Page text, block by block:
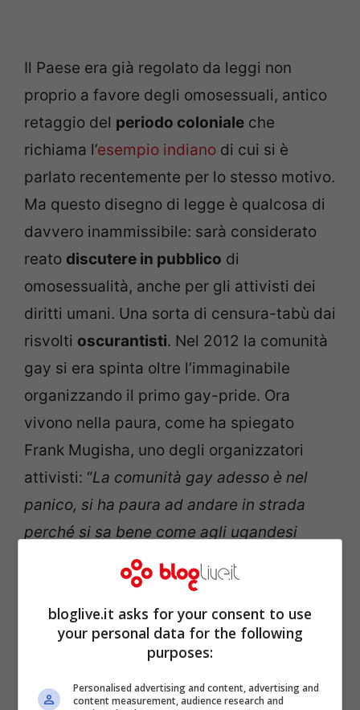
Il Paese era già regolato da leggi non
proprio a favore degli omosessuali, antico
retaggio del periodo coloniale che
richiama l’esempio indiano di cui si è
parlato recentemente per lo stesso motivo.
Ma questo disegno di legge è qualcosa di
davvero inammissibile: sarà considerato
reato discutere in pubblico di
omosessualità, anche per gli attivisti dei
diritti umani. Una sorta di censura-tabù dai
risvolti oscurantisti. Nel 2012 la comunità
gay si era spinta oltre l’immaginabile
organizzando il primo gay-pride. Ora
vivono nella paura, come ha spiegato
Frank Mugisha, uno degli organizzatori
attivisti: “La comunità gay adesso è nel
panico, si ha paura ad andare in strada
perché si sa bene come agli ugandesi
piaccia farsi giustizia da sé
bloglive.it asks for your consent to use
your personal data for the following
purposes:
Personalised advertising and content, advertising and
content measurement, audience research and